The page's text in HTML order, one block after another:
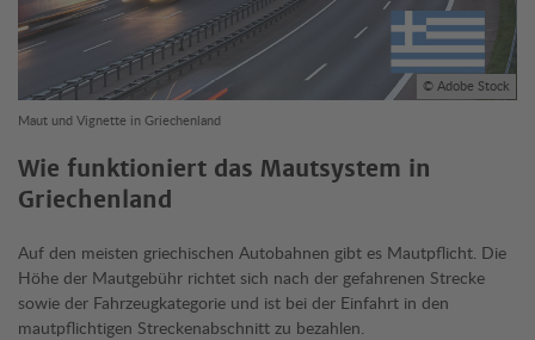
© Adobe Stock
Maut und Vignette in Griechenland
Wie funktioniert das Mautsystem in
Griechenland
Auf den meisten griechischen Autobahnen gibt es Mautpflicht. Die
Höhe der Mautgebühr richtet sich nach der gefahrenen Strecke
sowie der Fahrzeugkategorie und ist bei der Einfahrt in den
mautpflichtigen Streckenabschnitt zu bezahlen.